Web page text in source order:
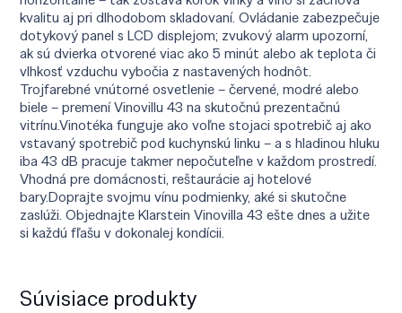
kvalitu aj pri dlhodobom skladovaní. Ovládanie zabezpečuje
dotykový panel s LCD displejom; zvukový alarm upozorní,
ak sú dvierka otvorené viac ako 5 minút alebo ak teplota či
vlhkosť vzduchu vybočia z nastavených hodnôt.
Trojfarebné vnútorné osvetlenie – červené, modré alebo
biele – premení Vinovillu 43 na skutočnú prezentačnú
vitrínu.Vinotéka funguje ako voľne stojaci spotrebič aj ako
vstavaný spotrebič pod kuchynskú linku – a s hladinou hluku
iba 43 dB pracuje takmer nepočuteľne v každom prostredí.
Vhodná pre domácnosti, reštaurácie aj hotelové
bary.Doprajte svojmu vínu podmienky, aké si skutočne
zaslúži. Objednajte Klarstein Vinovilla 43 ešte dnes a užite
si každú fľašu v dokonalej kondícii.
Súvisiace produkty